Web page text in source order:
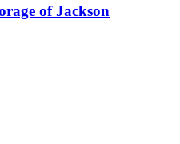
of Jackson